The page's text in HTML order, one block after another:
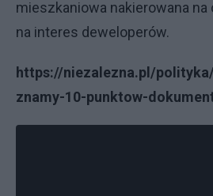
mieszkaniowa nakierowana na
na interes deweloperów.
https://niezalezna.pl/
znamy-10-punktow-